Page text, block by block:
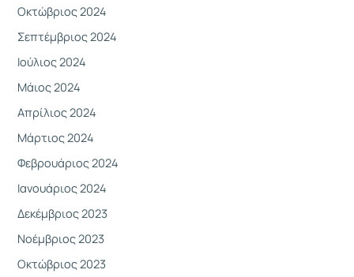
Οκτώβριος 2024
Σεπτέμβριος 2024
Ιούλιος 2024
Μάιος 2024
Απρίλιος 2024
Μάρτιος 2024
Φεβρουάριος 2024
Ιανουάριος 2024
Δεκέμβριος 2023
Νοέμβριος 2023
Οκτώβριος 2023